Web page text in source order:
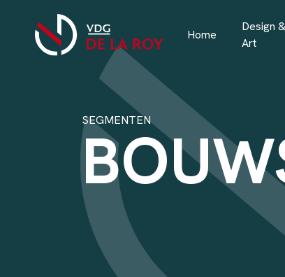
Home
Design &
Art
SEGMENTEN